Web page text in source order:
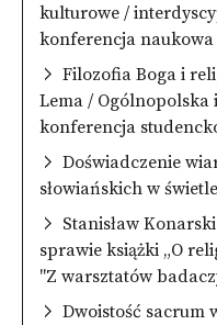
kulturowe /
konferencja
Filozofia Boga i
Lema /
konferencja
Doświadczenie
słowiańskich w
Stanisław
sprawie książki „O
"Z warsztatów
Dwoistość sacrum